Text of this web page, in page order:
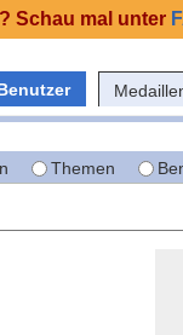
Themen
Schau mal unter